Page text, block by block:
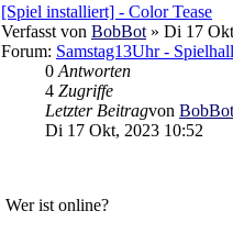
[Spiel installiert] - Color Tease
Verfasst von BobBot » Di 17
Forum: Samstag13Uhr -
0 Antworten
4 Zugriffe
Letzter Beitragvon BobBot
Di 17 Okt, 2023 10:52
Wer ist online?